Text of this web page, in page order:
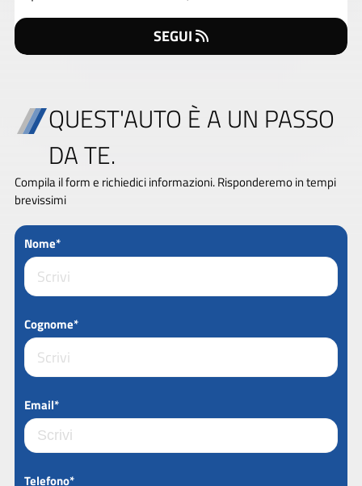
SEGUI
QUEST'AUTO È A UN PASSO
DA TE.
Compila il form e richiedici informazioni. Risponderemo in tempi
brevissimi
Nome*
Cognome*
Email*
Telefono*